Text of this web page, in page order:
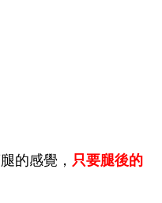
的感覺， 只要腿後的